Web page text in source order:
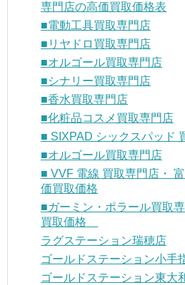
専門店の高価買取価格表
■電動工具買取専門店
■リヤドロ買取専門店
■オルゴール買取専門店
■シナリー買取専門店
■香水買取専門店
■化粧品コスメ買取専門店
■ SIXPAD シックスパッド
■オルゴール買取専門店
■ VVF 電線 買取専門店・
価買取価格
■ガーミン・ポラール買取
買取価格
ラグステーション瑞穂店
ゴールドステーション小手
ゴールドステーション東大